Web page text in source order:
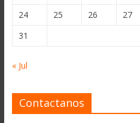
24
25 26 27
31
« Jul
Contactanos